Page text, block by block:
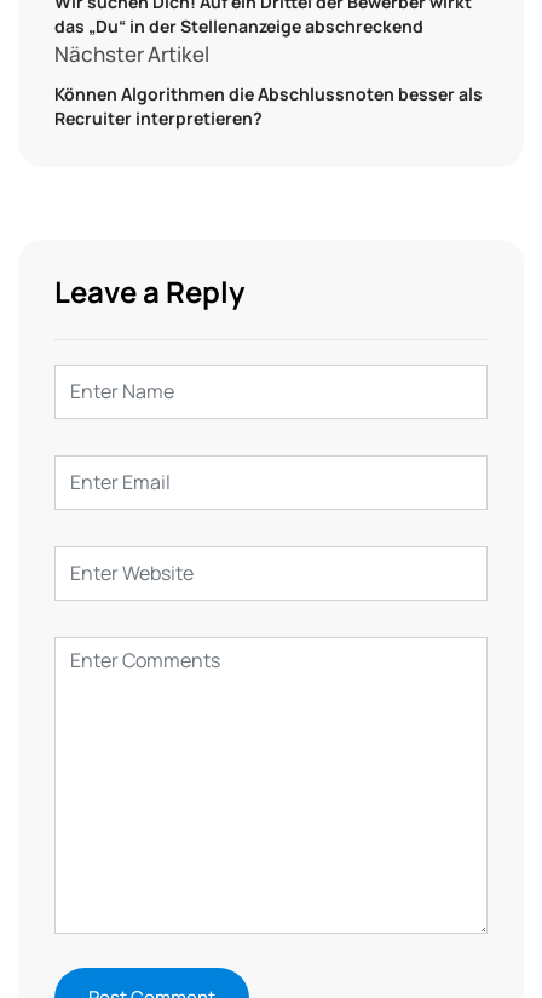
das „Du“ in der Stellenanzeige abschreckend
Nächster Artikel
Können Algorithmen die Abschlussnoten besser als
Recruiter interpretieren?
Leave a Reply